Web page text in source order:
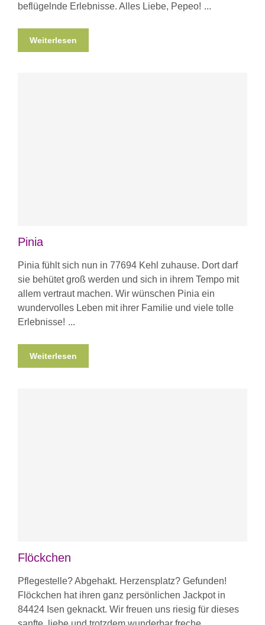
beflügelnde Erlebnisse. Alles Liebe, Pepeo!
Weiterlesen
Pinia
Pinia fühlt sich nun in 77694 Kehl zuhause. Dort darf
sie behütet groß werden und sich in ihrem Tempo mit
allem vertraut machen. Wir wünschen Pinia ein
wundervolles Leben mit ihrer Familie und viele tolle
Erlebnisse!
Weiterlesen
Flöckchen
Pflegestelle? Abgehakt. Herzensplatz? Gefunden!
Flöckchen hat ihren ganz persönlichen Jackpot in
84424 Isen geknackt. Wir freuen uns riesig für dieses